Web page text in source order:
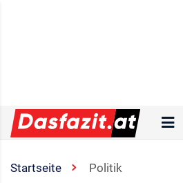
Startseite Politik